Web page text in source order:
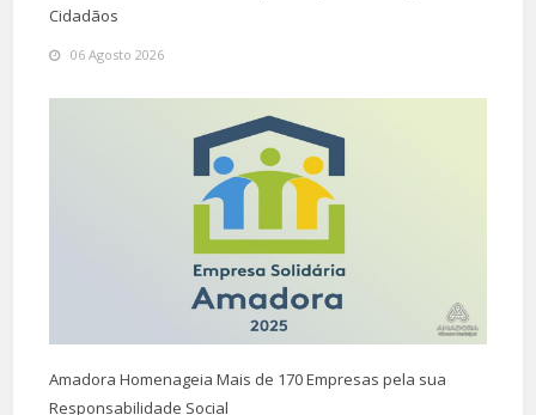
Cidadãos
06 Agosto 2026
Amadora Homenageia Mais de 170 Empresas pela sua
Responsabilidade Social